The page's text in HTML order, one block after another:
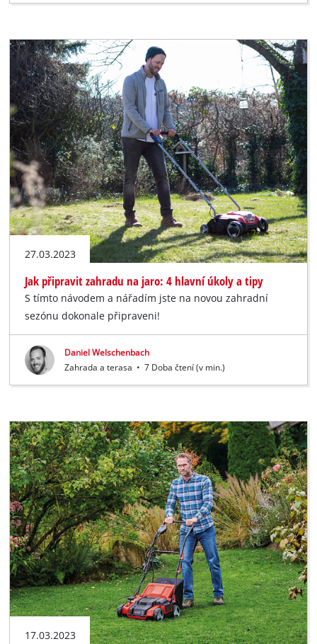
27.03.2023
Jak připravit zahradu na jaro: 4 hlavní úkoly a tipy
S tímto návodem a nářadím jste na novou zahradní
sezónu dokonale připraveni!
Daniel Welschenbach
Zahrada a terasa • 7 Doba čtení (v min.)
17.03.2023